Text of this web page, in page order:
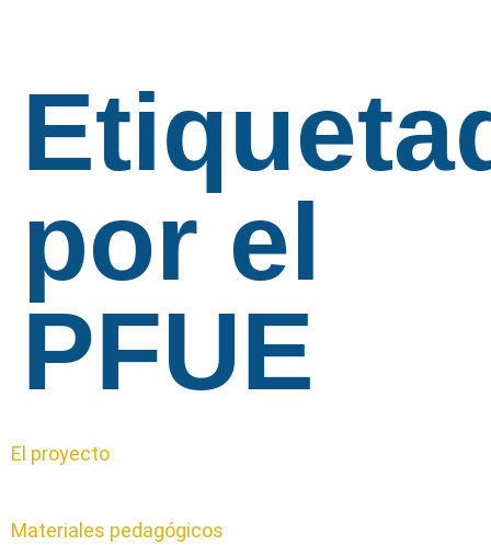
por el
PFUE
El proyecto
Materiales pedagógicos